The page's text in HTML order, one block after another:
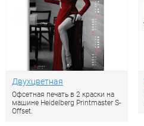
Двухцветная
Офсетная печать в 2 краски на
машине Heidelberg Printmaster S-
Offset.